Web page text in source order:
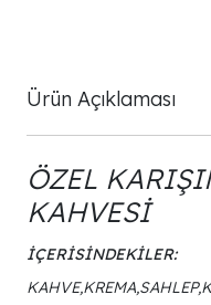
Ürün Açıklaması
ÖZEL
KAHVESİ
İÇERİSİNDEKİLER: